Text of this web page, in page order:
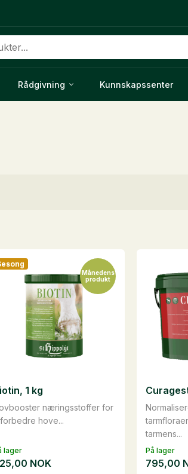
Rådgivning Kunnskapssenter
lager
Månedens
produkt
næringsstoffer for
hove...
1 kg
NOK
På lager
tarmens...
795,00